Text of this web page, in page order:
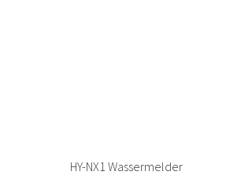
HY-NX1 Wassermelder